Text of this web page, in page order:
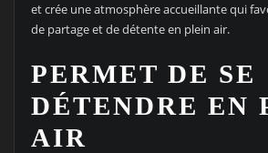
et crée une atmosphère accueillante qui
de partage et de détente en plein air.
PERMET DE SE
DÉTENDRE EN
AIR